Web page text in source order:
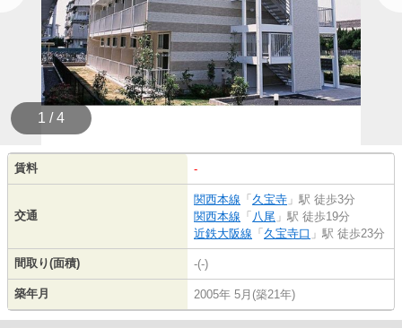
1 / 4
賃料 -
交通
関西本線 「 久宝寺 」駅 徒歩3分
関西本線 「 八尾 」駅 徒歩19分
近鉄大阪線 「 久宝寺口 」駅 徒歩23分
間取り(面積) -(-)
築年月 2005年 5月(築21年)